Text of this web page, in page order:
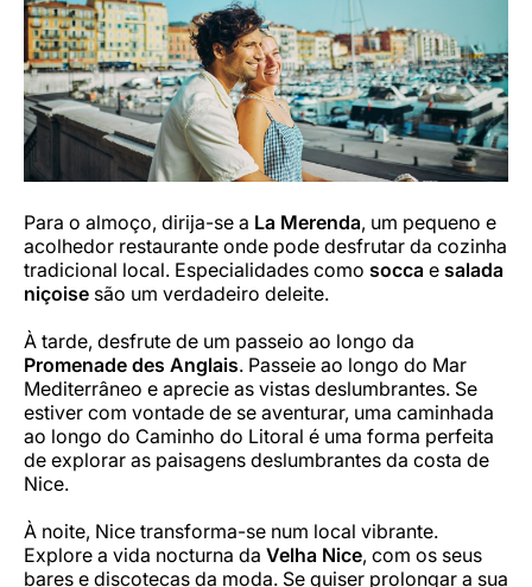
Para o almoço, dirija-se a La Merenda, um pequeno e
acolhedor restaurante onde pode desfrutar da cozinha
tradicional local. Especialidades como socca e salada
niçoise são um verdadeiro deleite.
À tarde, desfrute de um passeio ao longo da
Promenade des Anglais. Passeie ao longo do Mar
Mediterrâneo e aprecie as vistas deslumbrantes. Se
estiver com vontade de se aventurar, uma caminhada
ao longo do Caminho do Litoral é uma forma perfeita
de explorar as paisagens deslumbrantes da costa de
Nice.
À noite, Nice transforma-se num local vibrante.
Explore a vida nocturna da Velha Nice, com os seus
bares e discotecas da moda. Se quiser prolongar a sua